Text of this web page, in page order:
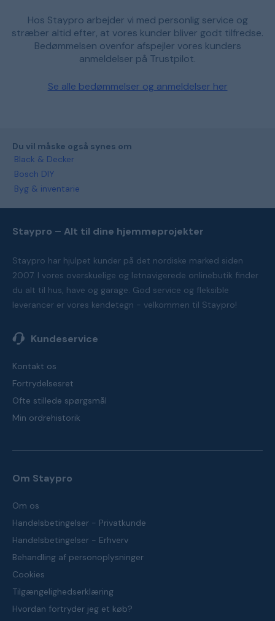
Hos Staypro arbejder vi med personlig service og
stræber altid efter, at vores kunder bliver godt tilfredse.
Bedømmelsen ovenfor afspejler vores kunders
anmeldelser på Trustpilot.
Se alle bedømmelser og anmeldelser her
Du vil måske også synes om
Black & Decker
Bosch DIY
Byg & inventarie
Staypro – Alt til dine hjemmeprojekter
Staypro har hjulpet kunder på det nordiske marked siden
2007. I vores overskuelige og letnavigerede onlinebutik finder
du alt til hus, have og garage. God service og fleksible
leverancer er vores kendetegn - velkommen til Staypro!
Kundeservice
Kontakt os
Fortrydelsesret
Ofte stillede spørgsmål
Min ordrehistorik
Om Staypro
Om os
Handelsbetingelser - Privatkunde
Handelsbetingelser - Erhverv
Behandling af personoplysninger
Cookies
Tilgængelighedserklæring
Hvordan fortryder jeg et køb?